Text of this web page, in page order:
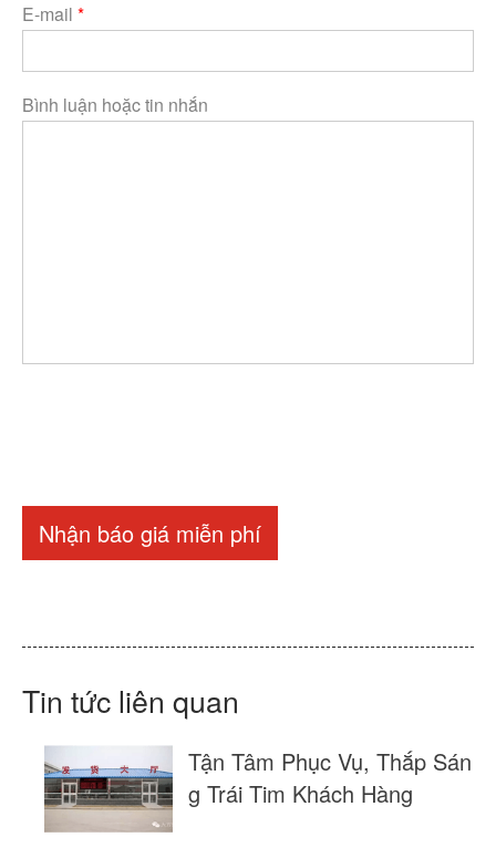
E-mail *
Bình luận hoặc tin nhắn
Nhận báo giá miễn phí
Tin tức liên quan
Tận Tâm Phục Vụ, Thắp Sán
g Trái Tim Khách Hàng